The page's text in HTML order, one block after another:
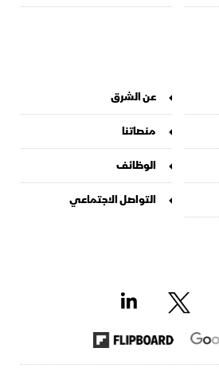
عن الشرق
منصاتنا
الوظائف
التواصل الاجتماعي